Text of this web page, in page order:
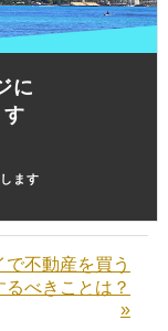
に
ます
で不動産を買う
るべきことは？
»